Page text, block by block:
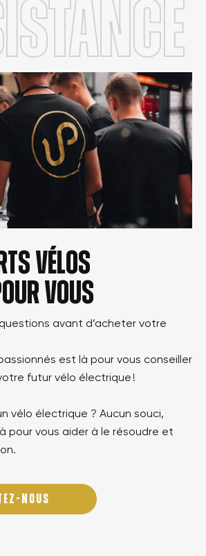
vélos
vous
avant d’acheter votre
est là pour vous conseiller
futur vélo électrique !
vélo électrique ? Aucun souci,
pour vous aider à le résoudre et
NOUS